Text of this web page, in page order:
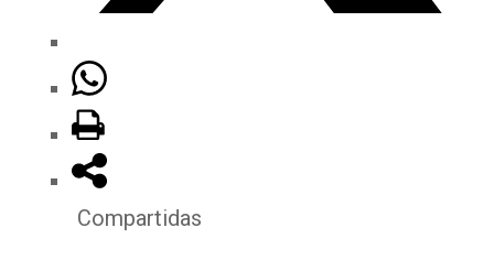
Compartidas